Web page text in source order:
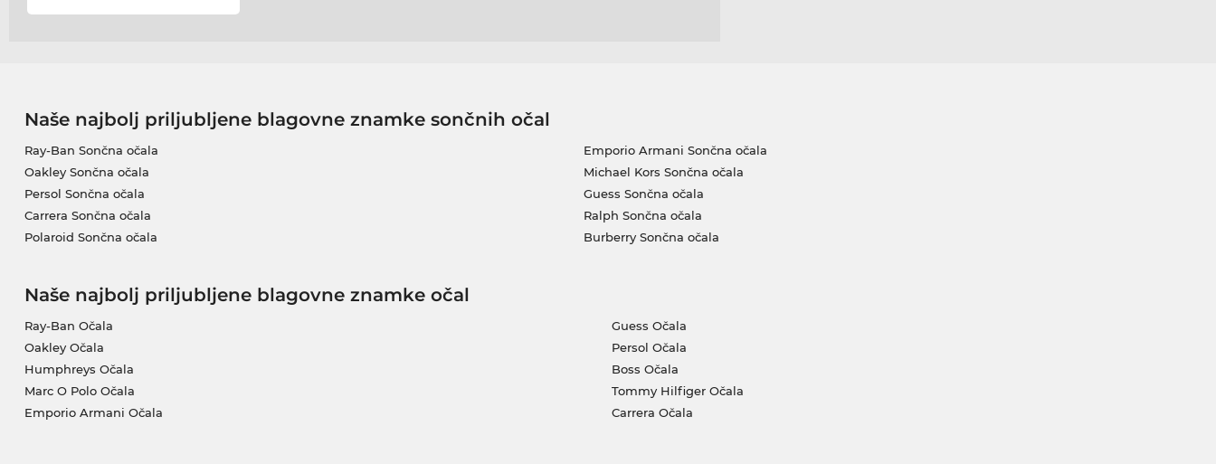
Naše najbolj priljubljene blagovne znamke sončnih očal
Ray-Ban Sončna očala
Oakley Sončna očala
Persol Sončna očala
Carrera Sončna očala
Polaroid Sončna očala
Emporio Armani Sončna očala
Michael Kors Sončna očala
Guess Sončna očala
Ralph Sončna očala
Burberry Sončna očala
Naše najbolj priljubljene blagovne znamke očal
Ray-Ban Očala
Oakley Očala
Humphreys Očala
Marc O Polo Očala
Emporio Armani Očala
Guess Očala
Persol Očala
Boss Očala
Tommy Hilfiger Očala
Carrera Očala